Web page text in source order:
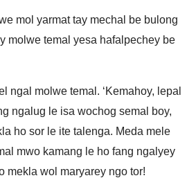
mol yarmat tay mechal be bulong
molwe temal yesa hafalpechey be
ngal molwe temal. ‘Kemahoy, lepal
ngalug le isa wochog semal boy,
ho sor le ite talenga. Meda mele
mwo kamang le ho fang ngalyey
mekla wol maryarey ngo tor!